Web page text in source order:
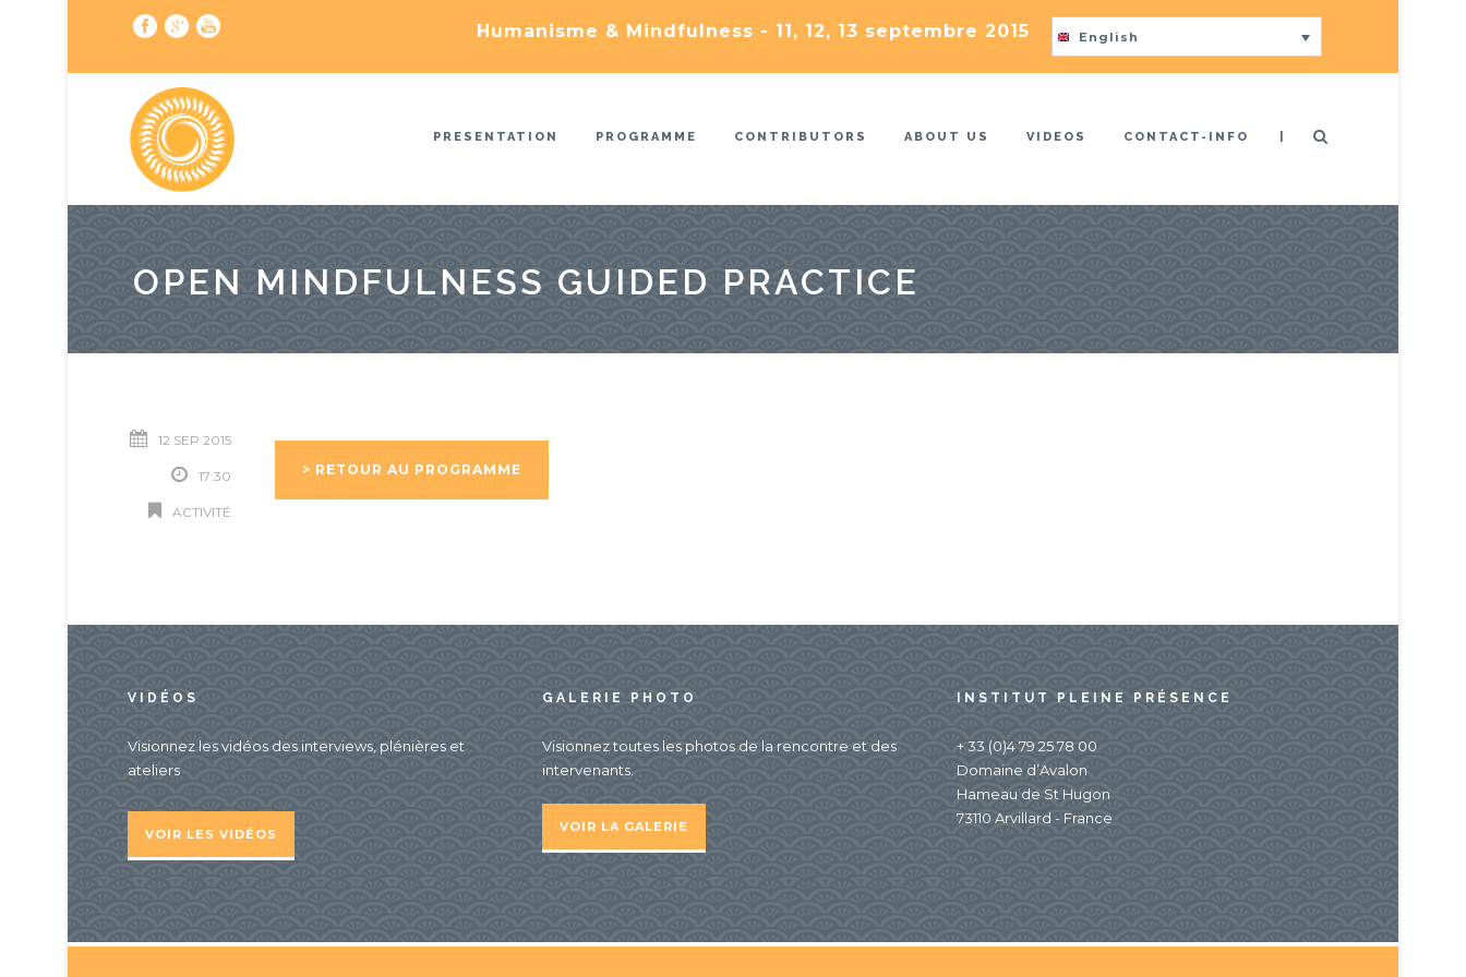
Humanisme & Mindfulness - 11, 12, 13 septembre 2015 English
PRESENTATION PROGRAMME CONTRIBUTORS ABOUT US VIDEOS CONTACT-INFO |
OPEN MINDFULNESS GUIDED PRACTICE
12 SEP 2015
17:30
ACTIVITÉ
> RETOUR AU PROGRAMME
VIDÉOS
Visionnez les vidéos des interviews, plénières et
ateliers
VOIR LES VIDÉOS
GALERIE PHOTO
Visionnez toutes les photos de la rencontre et des
intervenants.
VOIR LA GALERIE
INSTITUT PLEINE PRÉSENCE
+ 33 (0)4 79 25 78 00
Domaine d’Avalon
Hameau de St Hugon
73110 Arvillard - France